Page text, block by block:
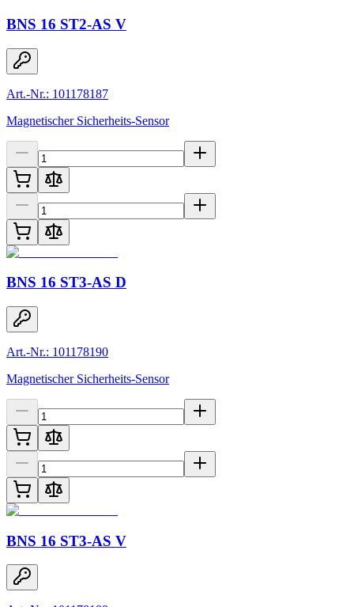
BNS 16 ST2-AS V
Art.-Nr.: 101178187
Magnetischer Sicherheits-Sensor
BNS 16 ST3-AS D
Art.-Nr.: 101178190
Magnetischer Sicherheits-Sensor
BNS 16 ST3-AS V